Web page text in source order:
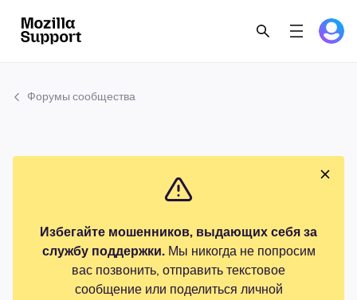
Форумы сообщества
Избегайте мошенников, выдающих себя за
службу поддержки.Мы никогда не попросим
вас позвонить, отправить текстовое
сообщение или поделиться личной